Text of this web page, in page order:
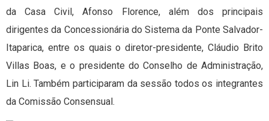
da Casa Civil, Afonso Florence, além dos principais
dirigentes da Concessionária do Sistema da Ponte Salvador-
Itaparica, entre os quais o diretor-presidente, Cláudio Brito
Villas Boas, e o presidente do Conselho de Administração,
Lin Li. Também participaram da sessão todos os integrantes
da Comissão Consensual.